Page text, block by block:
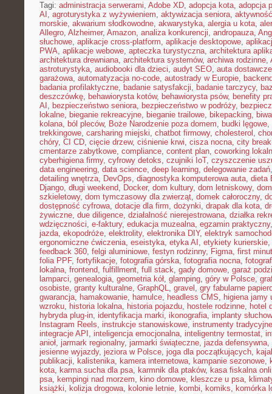
Tagi: administracja serwerami, Adobe XD, adopcja kota, adopcja
AI , agroturystyka z wyżywieniem, aktywizacja seniora,
morskie, akwarium słodkowodne, akwarystyka, alergia u kota,
Allegro, Alzheimer, Amazon, analiza konkurencji, andropauza,
słuchowe, aplikacje cross-platform, aplikacje desktopowe,
PWA, aplikacje webowe, apteczka turystyczna, architektura
architektura drewniana, architektura systemów, archiwa rodzinne,
astroturystyka, audiobooki dla dzieci, audyt SEO, auta dostawcze
garażowa, automatyzacja no-code, autostrady w Europie,
badania profilaktyczne, badanie satysfakcji, badanie tarczycy,
deszczówkę, behawiorysta kotów, behawiorysta psów, benefity
AI , bezpieczeństwo seniora, bezpieczeństwo w podróży,
lokalne, bieganie rekreacyjne, bieganie trailowe, bikepacking,
kolana, ból pleców, Boże Narodzenie poza domem, budki lęgowe,
trekkingowe, carsharing miejski, chatbot firmowy, cholesterol ,
chóry, CI CD, cięcie drzew, ciśnienie krwi, cisza nocna, city
cmentarze zabytkowe, compliance, content plan, coworking
cyberhigiena firmy, cyfrowy detoks, czujniki IoT, czyszczenie
data engineering, data science, deep learning, delegowanie zadań
detailing wnętrza, DevOps, diagnostyka komputerowa auta, dieta
Django, długi weekend, Docker, dom kultury, dom letniskowy,
szkieletowy, dom tymczasowy dla zwierząt, domek całoroczny,
dostępność cyfrowa, dotacje dla firm, dożynki, drapak dla kota,
żywiczne, due diligence, działalność nierejestrowana, działka
wdzięczności, e-faktury, edukacja muzealna, egzamin praktyczny
jazda, ekopodróże, elektrolity, elektronika DIY, elektryk
ergonomiczne ćwiczenia, eseistyka, etyka AI , etykiety kurierskie,
feedback 360, felgi aluminiowe, festyn rodzinny, Figma, first
folia PPF, fortyfikacje, fotografia górska, fotografia nocna,
lokalna, frontend, fulfillment, full stack, gady domowe, garaż
lamparci, genealogia, geometria kół, glamping, góry w Polsce,
osobiste, granty kulturalne, GraphQL, gravel , gry fabularne
gwarancja, hamakowanie, hamulce, headless CMS, higiena jamy
wzroku, historia lokalna, historia pojazdu, hostele rodzinne, hotel
hybryda plug-in, identyfikacja marki, ikonografia, implanty
Instagram Reels, instrukcje stanowiskowe, instrumenty tradycyjne
integracje API , inteligencja emocjonalna, inteligentny termostat,
anioł, jarmark regionalny, jarmarki świąteczne, jazda defensywna,
jesienne wyjazdy, jeziora w Polsce, joga dla początkujących,
publikacji, kalistenika, kamera internetowa, kampanie sezonowe,
kota, karma sucha dla psa, karmnik dla ptaków, kasa fiskalna
psa, kempingi nad morzem, kino domowe, kleszcze u psa,
książki, kolizja drogowa, kolonie letnie, kombi, komiks, komórka